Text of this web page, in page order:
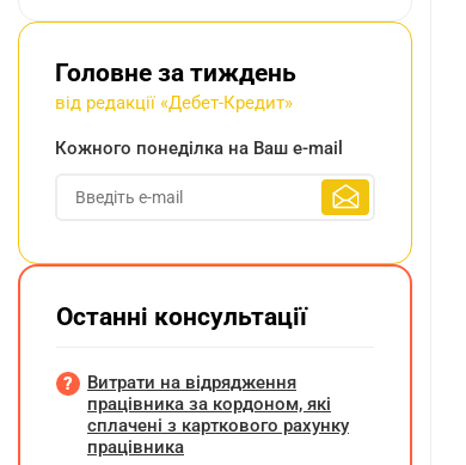
Головне за тиждень
від редакції «Дебет-Кредит»
Кожного понеділка на Ваш e-mail
Останні консультації
Витрати на відрядження
працівника за кордоном, які
сплачені з карткового рахунку
працівника